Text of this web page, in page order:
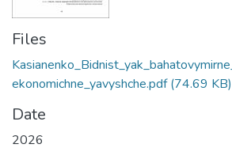
Files
ekonomichne_yavyshche.pdf(74.69 KB)
Date
2026